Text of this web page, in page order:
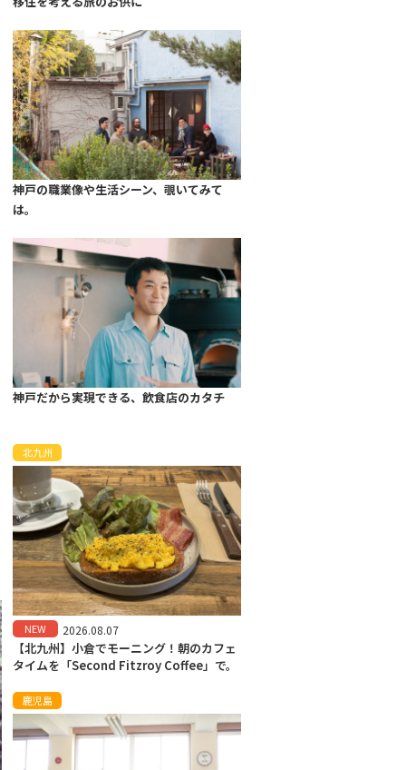
神戸の職業像や生活シーン、覗いてみて
は。
神戸だから実現できる、飲食店のカタチ
北九州
NEW 2026.08.07
【北九州】小倉でモーニング！朝のカフェ
タイムを「Second Fitzroy Coffee」で。
鹿児島